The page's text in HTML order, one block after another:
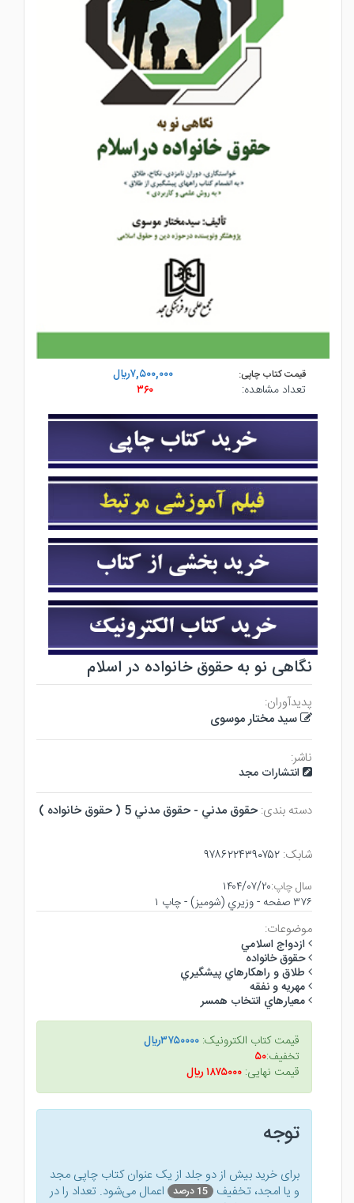
قیمت کتاب چاپی:
۷,۵۰۰,۰۰۰ريال
تعداد مشاهده:
۳۶۰
نگاهی نو به حقوق خانواده در اسلام
پدیدآوران:
سید مختار موسوی
ناشر:
انتشارات مجد
دسته بندی: حقوق مدني - حقوق مدني 5 ( حقوق خانواده )
شابک: ۹۷۸۶۲۲۴۳۹۰۷۵۲
سال چاپ:۱۴۰۴/۰۷/۲۰
۳۷۶ صفحه - وزيري (شوميز) - چاپ ۱
موضوعات:
ازدواج اسلامي
حقوق خانواده
طلاق و راهكارهاي پيشگيري
مهريه و نفقه
معيارهاي انتخاب همسر
قیمت کتاب الکترونیک: ۳۷۵۰۰۰۰ريال
تخفیف:۵۰
قیمت نهایی: ۱۸۷۵۰۰۰ ريال
توجه
برای خرید بیش از دو جلد از یک عنوان کتاب‌ چاپی مجد
و یا امجد، تخفیف 15 درصد
اعمال می‌شود. تعداد را در